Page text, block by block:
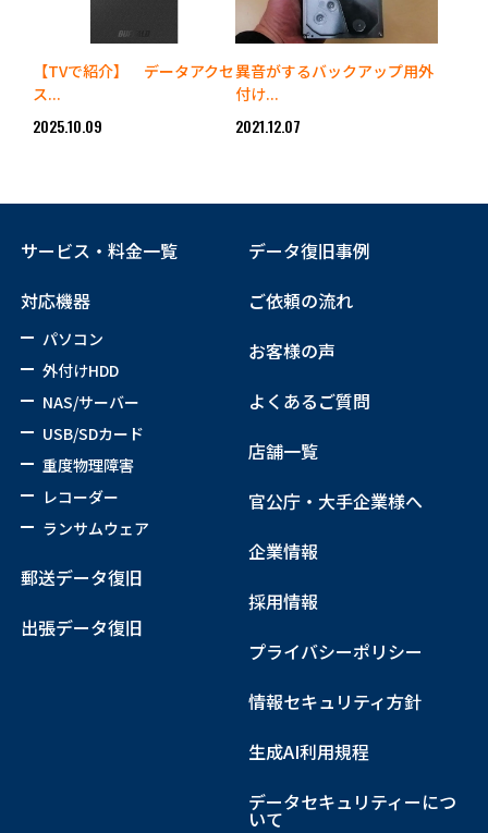
【TVで紹介】 データアクセ
ス...
2025.10.09
異音がするバックアップ用外
付け...
2021.12.07
サービス・料金一覧
対応機器
パソコン
外付けHDD
NAS/サーバー
USB/SDカード
重度物理障害
レコーダー
ランサムウェア
郵送データ復旧
出張データ復旧
データ復旧事例
ご依頼の流れ
お客様の声
よくあるご質問
店舗一覧
官公庁・大手企業様へ
企業情報
採用情報
プライバシーポリシー
情報セキュリティ方針
生成AI利用規程
データセキュリティーにつ
いて